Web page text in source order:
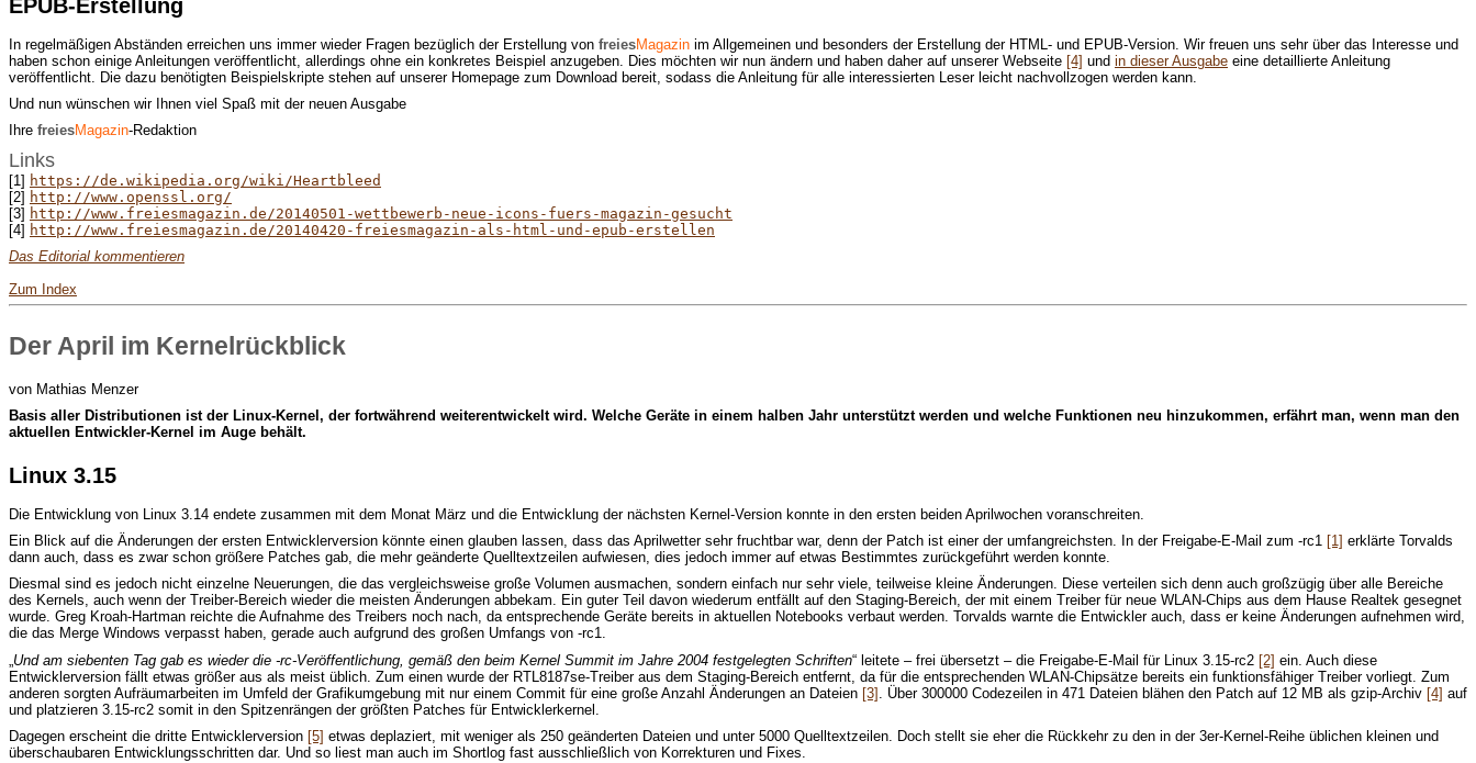
EPUB-Erstellung
In regelmäßigen Abständen erreichen uns immer wieder Fragen bezüglich der Erstellung von freiesMagazin im Allgemeinen und besonders der Erstellung der HTML- und EPUB-Version. Wir freuen uns sehr über das Interesse und
haben schon einige Anleitungen veröffentlicht, allerdings ohne ein konkretes Beispiel anzugeben. Dies möchten wir nun ändern und haben daher auf unserer Webseite [4] und in dieser Ausgabe eine detaillierte Anleitung
veröffentlicht. Die dazu benötigten Beispielskripte stehen auf unserer Homepage zum Download bereit, sodass die Anleitung für alle interessierten Leser leicht nachvollzogen werden kann.
Und nun wünschen wir Ihnen viel Spaß mit der neuen Ausgabe
Ihre freiesMagazin-Redaktion
Links
[1] https://de.wikipedia.org/wiki/Heartbleed
[2] http://www.openssl.org/
[3] http://www.freiesmagazin.de/20140501-wettbewerb-neue-icons-fuers-magazin-gesucht
[4] http://www.freiesmagazin.de/20140420-freiesmagazin-als-html-und-epub-erstellen
Das Editorial kommentieren
Zum Index
Der April im Kernelrückblick
von Mathias Menzer
Basis aller Distributionen ist der Linux-Kernel, der fortwährend weiterentwickelt wird. Welche Geräte in einem halben Jahr unterstützt werden und welche Funktionen neu hinzukommen, erfährt man, wenn man den
aktuellen Entwickler-Kernel im Auge behält.
Linux 3.15
Die Entwicklung von Linux 3.14 endete zusammen mit dem Monat März und die Entwicklung der nächsten Kernel-Version konnte in den ersten beiden Aprilwochen voranschreiten.
Ein Blick auf die Änderungen der ersten Entwicklerversion könnte einen glauben lassen, dass das Aprilwetter sehr fruchtbar war, denn der Patch ist einer der umfangreichsten. In der Freigabe-E-Mail zum -rc1 [1] erklärte Torvalds
dann auch, dass es zwar schon größere Patches gab, die mehr geänderte Quelltextzeilen aufwiesen, dies jedoch immer auf etwas Bestimmtes zurückgeführt werden konnte.
Diesmal sind es jedoch nicht einzelne Neuerungen, die das vergleichsweise große Volumen ausmachen, sondern einfach nur sehr viele, teilweise kleine Änderungen. Diese verteilen sich denn auch großzügig über alle Bereiche
des Kernels, auch wenn der Treiber-Bereich wieder die meisten Änderungen abbekam. Ein guter Teil davon wiederum entfällt auf den Staging-Bereich, der mit einem Treiber für neue WLAN-Chips aus dem Hause Realtek gesegnet
wurde. Greg Kroah-Hartman reichte die Aufnahme des Treibers noch nach, da entsprechende Geräte bereits in aktuellen Notebooks verbaut werden. Torvalds warnte die Entwickler auch, dass er keine Änderungen aufnehmen wird,
die das Merge Windows verpasst haben, gerade auch aufgrund des großen Umfangs von -rc1.
Und am siebenten Tag gab es wieder die -rc-Veröffentlichung, gemäß den beim Kernel Summit im Jahre 2004 festgelegten Schriften“ leitete – frei übersetzt – die Freigabe-E-Mail für Linux 3.15-rc2 [2] ein. Auch diese
Entwicklerversion fällt etwas größer aus als meist üblich. Zum einen wurde der RTL8187se-Treiber aus dem Staging-Bereich entfernt, da für die entsprechenden WLAN-Chipsätze bereits ein funktionsfähiger Treiber vorliegt. Zum
anderen sorgten Aufräumarbeiten im Umfeld der Grafikumgebung mit nur einem Commit für eine große Anzahl Änderungen an Dateien [3] . Über 300000 Codezeilen in 471 Dateien blähen den Patch auf 12 MB als gzip-Archiv [4] auf
und platzieren 3.15-rc2 somit in den Spitzenrängen der größten Patches für Entwicklerkernel.
Dagegen erscheint die dritte Entwicklerversion [5] etwas deplaziert, mit weniger als 250 geänderten Dateien und unter 5000 Quelltextzeilen. Doch stellt sie eher die Rückkehr zu den in der 3er-Kernel-Reihe üblichen kleinen und
überschaubaren Entwicklungsschritten dar. Und so liest man auch im Shortlog fast ausschließlich von Korrekturen und Fixes.